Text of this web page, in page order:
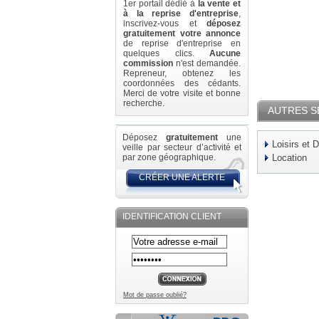
1er portail dédié à la vente et
à la reprise d'entreprise,
inscrivez-vous et déposez
gratuitement votre annonce
de reprise d'entreprise en
quelques clics. Aucune
commission n'est demandée.
Repreneur, obtenez les
coordonnées des cédants.
Merci de votre visite et bonne
recherche.
Déposez gratuitement une
veille par secteur d’activité et
par zone géographique.
CRÉER UNE ALERTE
IDENTIFICATION CLIENT
Mot de passe oublié?
AUTRES
Loisirs et
Location